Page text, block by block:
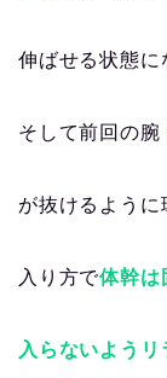
伸ばせる状態に
そして前回の腕
が抜けるよう
入り方で体幹は
入らないよう